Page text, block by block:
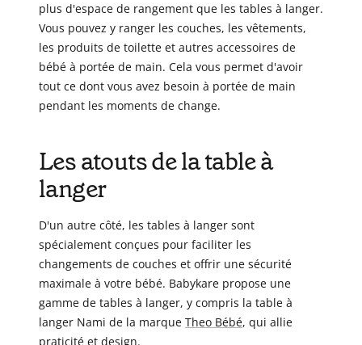
plus d'espace de rangement que les tables à langer.
Vous pouvez y ranger les couches, les vêtements,
les produits de toilette et autres accessoires de
bébé à portée de main. Cela vous permet d'avoir
tout ce dont vous avez besoin à portée de main
pendant les moments de change.
Les atouts de la table à
langer
D'un autre côté, les tables à langer sont
spécialement conçues pour faciliter les
changements de couches et offrir une sécurité
maximale à votre bébé. Babykare propose une
gamme de tables à langer, y compris la table à
langer Nami de la marque Theo Bébé, qui allie
praticité et design.